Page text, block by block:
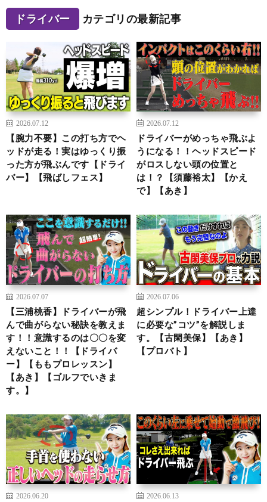
ドライバー カテゴリの最新記事
2026.07.12
【腕力不要】この打ち方でヘ
ッドが走る！実はゆっくり振
った方が飛ぶんです【ドライ
バー】【飛ばしフェス】
2026.07.12
ドライバーがめっちゃ飛ぶよ
うになる！！ヘッドスピード
がロスしない頭の位置と
は！？【須藤裕太】【かえ
で】【あき】
2026.07.07
【三浦桃香】ドライバーが飛
んで曲がらない秘訣を教えま
す！！意識するのは〇〇を変
えないこと！！【ドライバ
ー】【ももプロレッスン】
【あき】【ゴルフでいきま
す。】
2026.07.06
超シンプル！ドライバー上達
に必要な”コツ”を解説しま
す。【古閑美保】【あき】
【プロバト】
2026.06.20 2026.06.13